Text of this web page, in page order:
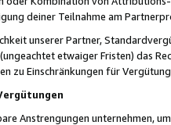
deiner Teilnahme am
unserer Partner,
etwaiger Fristen) das
zu Einschränkungen für
Anstrengungen unternehmen,